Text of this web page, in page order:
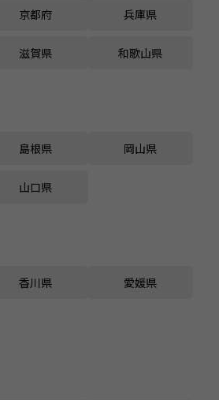
京都府 兵庫県
滋賀県 和歌山県
島根県 岡山県
山口県
香川県 愛媛県